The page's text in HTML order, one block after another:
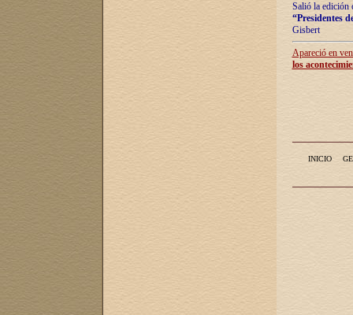
Salió la edición
“Presidentes
Gisbert
Apareció en
los
INICIO